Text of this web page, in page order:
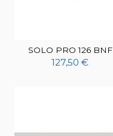
SOLO PRO 126 BNF
127,50 €